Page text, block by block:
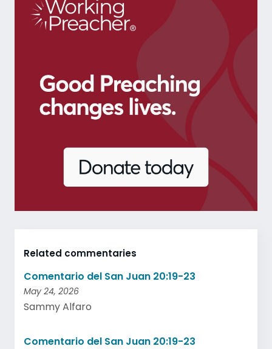
Related commentaries
Comentario del San Juan 20:19-23
May 24, 2026
Sammy Alfaro
Comentario del San Juan 20:19-23